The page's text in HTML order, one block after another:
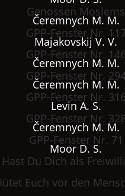
Genossen Moslems
Čeremnych M. M.
GPP-Fenster Nr. 117
Majakovskij V. V.
GPP-Fenster Nr. 146
Čeremnych M. M.
GPP-Fenster Nr.
Čeremnych M. M.
GPP-Fenster Nr. 316
Levin A. S.
GPP-Fenster Nr. 328
Čeremnych M. M.
GPP-Fenster Nr. 71
Moor D. S.
Hast Du Dich als
Euch vor den